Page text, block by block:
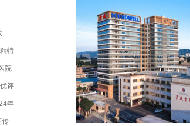
特
院
健评
年
传